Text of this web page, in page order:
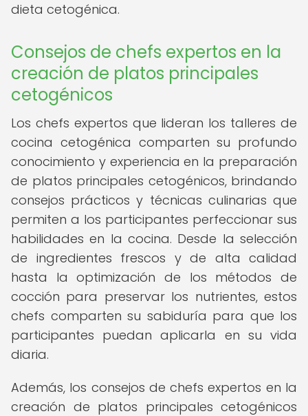
dieta cetogénica.
Consejos de chefs expertos en la
creación de platos principales
cetogénicos
Los chefs expertos que lideran los talleres de
cocina cetogénica comparten su profundo
conocimiento y experiencia en la preparación
de platos principales cetogénicos, brindando
consejos prácticos y técnicas culinarias que
permiten a los participantes perfeccionar sus
habilidades en la cocina. Desde la selección
de ingredientes frescos y de alta calidad
hasta la optimización de los métodos de
cocción para preservar los nutrientes, estos
chefs comparten su sabiduría para que los
participantes puedan aplicarla en su vida
diaria.
Además, los consejos de chefs expertos en la
creación de platos principales cetogénicos